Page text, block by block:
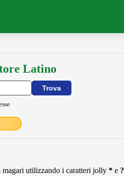
Latino
magari utilizzando i caratteri jolly * e ?